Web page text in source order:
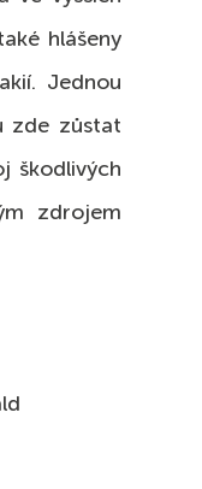
hlášeny
Jednou
zde zůstat
škodlivých
zdrojem